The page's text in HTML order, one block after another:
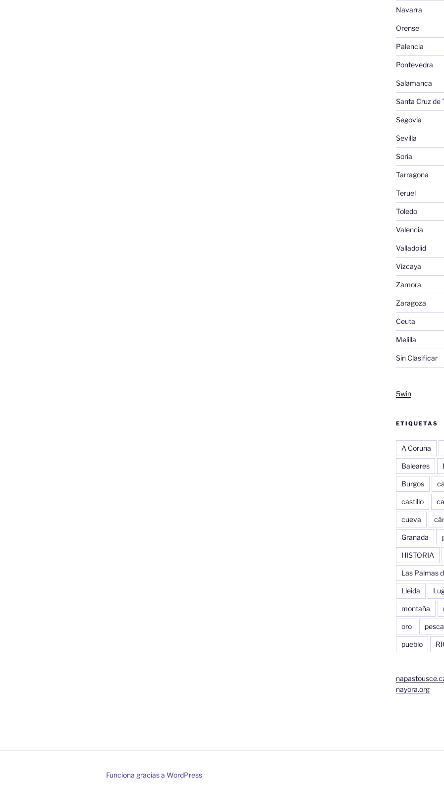
Navarra
Orense
Palencia
Pontevedra
Salamanca
Santa Cruz de
Segovia
Sevilla
Soria
Tarragona
Teruel
Toledo
Valencia
Valladolid
Vizcaya
Zamora
Zaragoza
Ceuta
Melilla
Sin Clasificar
5win
ETIQUETAS
A Coruña
Baleares
Burgos
castillo
cueva
Granada
HISTORIA
Las Palmas
Lleida
montaña
oro pesca
pueblo
nayora.org
Funciona gracias a WordPress